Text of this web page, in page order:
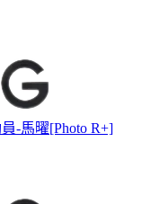
-馬曜[Photo R+]